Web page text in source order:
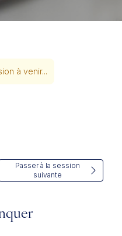
à venir...
Passer à la session
suivante